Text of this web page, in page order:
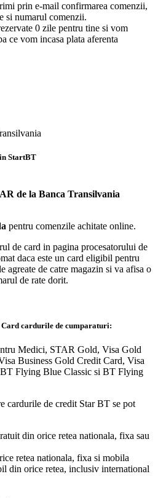
prin e-mail confirmarea comenzii,
si numarul comenzii.
0 zile pentru tine si vom
ce vom incasa plata aferenta
StartBT
de la Banca Transilvania
pentru comenzile achitate online.
de card in pagina procesatorului de
daca este un card eligibil pentru
agreate de catre magazin si va afisa o
de rate dorit.
cardurile de cumparaturi:
Medici, STAR Gold, Visa Gold
Business Gold Credit Card, Visa
Flying Blue Classic si BT Flying
cardurile de credit Star BT se pot
din orice retea nationala, fixa sau
retea nationala, fixa si mobila
din orice retea, inclusiv international